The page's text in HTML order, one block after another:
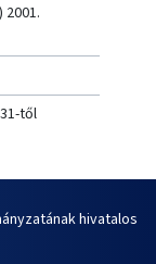
től
hivatalos